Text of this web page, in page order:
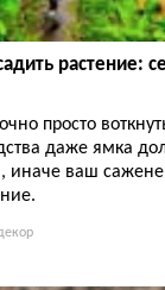
растение:
просто
даже ямка
иначе ваш